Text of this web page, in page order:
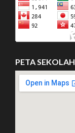
PETA SEKOLAH